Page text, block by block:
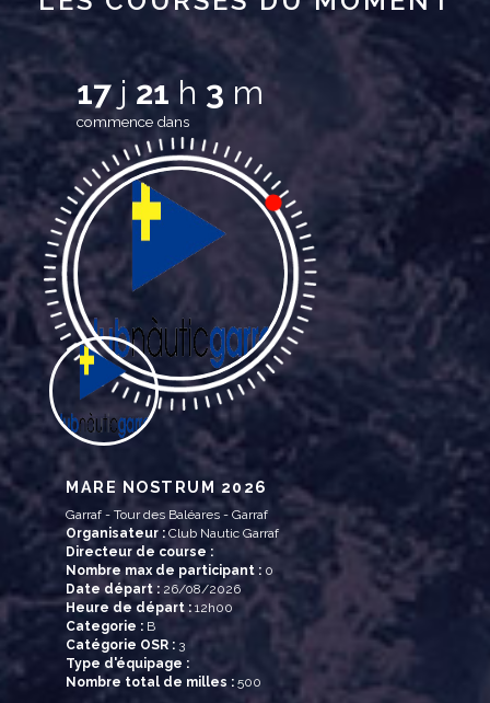
17j 21 h 3 m
commence dans
MARE NOSTRUM 2026
Garraf - Tour des Baléares - Garraf
Organisateur :Club Nautic Garraf
Directeur de course :
Nombre max de participant : 0
Date départ : 26/08/2026
Heure de départ : 12h00
Categorie : B
Catégorie OSR : 3
Type d'équipage :
Nombre total de milles : 500